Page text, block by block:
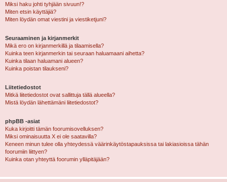
Miksi haku johti tyhjään sivuun!?
Miten etsin käyttäjiä?
Miten löydän omat viestini ja viestiketjuni?
Seuraaminen ja kirjanmerkit
Mikä ero on kirjanmerkillä ja tilaamisella?
Kuinka teen kirjanmerkin tai seuraan haluamaani aihetta?
Kuinka tilaan haluamani alueen?
Kuinka poistan tilaukseni?
Liitetiedostot
Mitkä liitetiedostot ovat sallittuja tällä alueella?
Mistä löydän lähettämäni liitetiedostot?
phpBB -asiat
Kuka kirjoitti tämän foorumisovelluksen?
Miksi ominaisuutta X ei ole saatavilla?
Keneen minun tulee olla yhteydessä väärinkäytöstapauksissa tai lakiasioissa tähän
foorumiin liittyen?
Kuinka otan yhteyttä foorumin ylläpitäjään?